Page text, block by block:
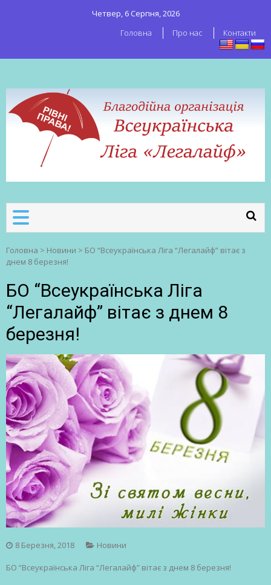
Четвер, 6 Серпня, 2026
Головна
Про нас Контакти
робітників
Головна > Новини > БО “Всеукраїнська Ліга “Легалайф” вітає з
днем 8 березня!
БО “Всеукраїнська Ліга
“Легалайф” вітає з днем 8
березня!
8 Березня, 2018 Новини
БО “Всеукраїнська Ліга “Легалайф” вітає з днем 8 березня!